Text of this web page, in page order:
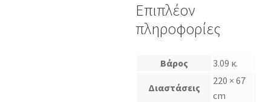
Επιπλέον
πληροφορίες
Βάρος 3.09 κ.
Διαστάσεις
220 × 67
cm